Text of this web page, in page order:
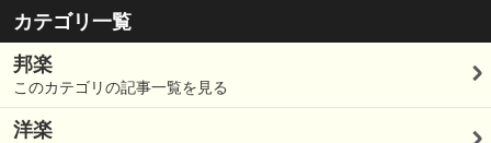
カテゴリ一覧
邦楽
このカテゴリの記事一覧を見る
洋楽